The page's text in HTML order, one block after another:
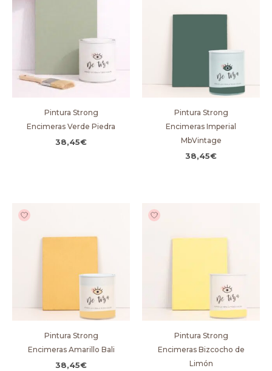
Pintura Strong
Encimeras Verde Piedra
38,45€
Pintura Strong
Encimeras Imperial
MbVintage
38,45€
Pintura Strong
Encimeras Amarillo Bali
38,45€
Pintura Strong
Encimeras Bizcocho de
Limón